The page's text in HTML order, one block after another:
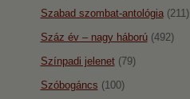
Szabad szombat-antológia(211)
Száz év – nagy háború(492)
Színpadi jelenet(79)
Szóbogáncs (100)